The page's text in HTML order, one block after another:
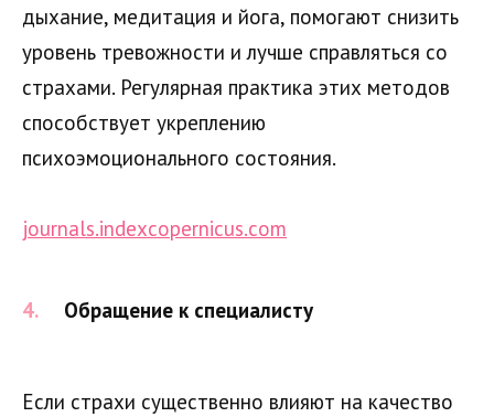
дыхание, медитация и йога, помогают снизить
уровень тревожности и лучше справляться со
страхами. Регулярная практика этих методов
способствует укреплению
психоэмоционального состояния.
journals.indexcopernicus.com
Обращение к специалисту
Если страхи существенно влияют на качество